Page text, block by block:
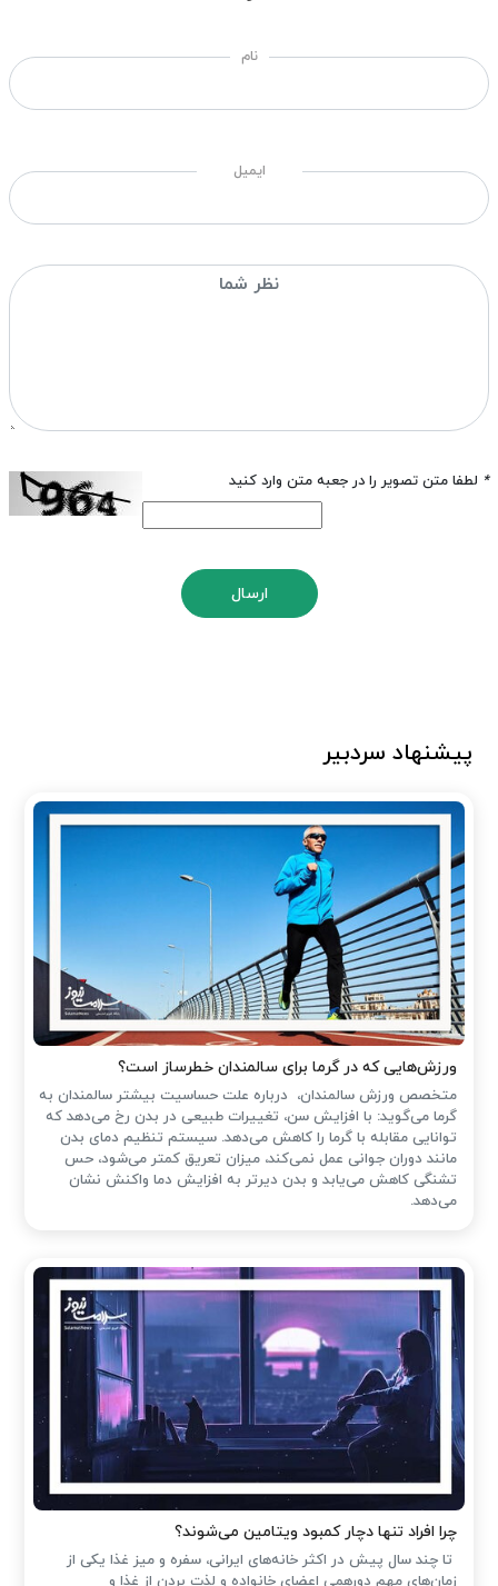
نام
ایمیل
* لطفا متن تصویر را در جعبه متن وارد کنید
ارسال
پیشنهاد سردبیر
ورزش‌هایی که در گرما برای سالمندان خطرساز است؟
متخصص ورزش سالمندان، درباره علت حساسیت بیشتر سالمندان به
گرما می‌گوید: با افزایش سن، تغییرات طبیعی در بدن رخ می‌دهد که
توانایی مقابله با گرما را کاهش می‌دهد. سیستم تنظیم دمای بدن
مانند دوران جوانی عمل نمی‌کند، میزان تعریق کمتر می‌شود، حس
تشنگی کاهش می‌یابد و بدن دیرتر به افزایش دما واکنش نشان
می‌دهد.
چرا افراد تنها دچار کمبود ویتامین می‌شوند؟
تا چند سال پیش در اکثر خانه‌های ایرانی، سفره و میز غذا یکی از
زمان‌های مهم دورهمی اعضای خانواده و لذت بردن از غذا و